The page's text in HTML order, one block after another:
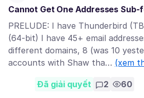
Cannot Get One Addresses Sub-
PRELUDE: I have Thunderbird
(64-bit) I have 45+ email
different domains, 8 (was 10
accounts with Shaw tha… (xem
Đã giải quyết 2 60